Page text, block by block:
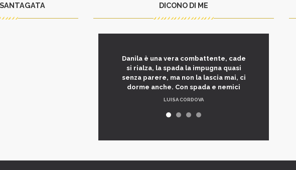
DICONO DI ME
Danila è una vera combattente, cade
si rialza, la spada la impugna quasi
senza parere, ma non la lascia mai, ci
dorme anche. Con spada e nemici
LUISA CORDOVA